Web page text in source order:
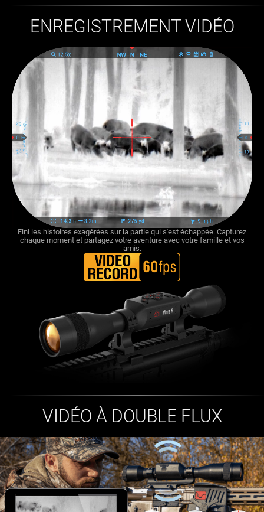
ENREGISTREMENT VIDÉO
Fini les histoires exagérées sur la partie qui s'est échappée. Capturez
chaque moment et partagez votre aventure avec votre famille et vos
amis.
VIDÉO À DOUBLE FLUX